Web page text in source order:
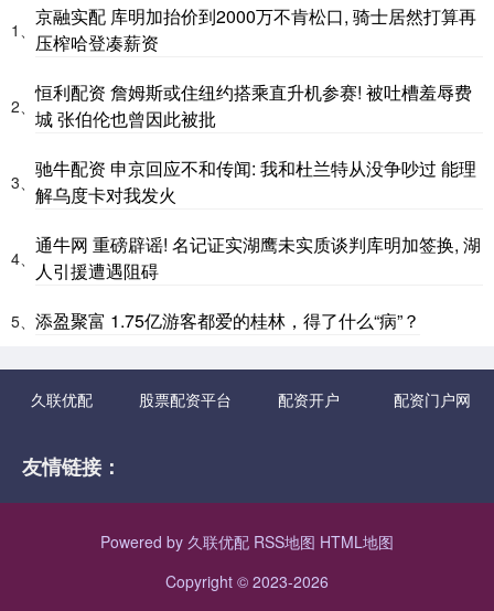
1、
京融实配 库明加抬价到2000万不肯松口, 骑士居然打算再
压榨哈登凑薪资
2、
恒利配资 詹姆斯或住纽约搭乘直升机参赛! 被吐槽羞辱费
城 张伯伦也曾因此被批
3、
驰牛配资 申京回应不和传闻: 我和杜兰特从没争吵过 能理
解乌度卡对我发火
4、
通牛网 重磅辟谣! 名记证实湖鹰未实质谈判库明加签换, 湖
人引援遭遇阻碍
5、 添盈聚富 1.75亿游客都爱的桂林，得了什么“病”？
久联优配 股票配资平台 配资开户 配资门户网
友情链接：
Powered by 久联优配 RSS地图 HTML地图
Copyright © 2023-2026